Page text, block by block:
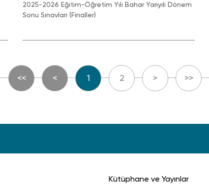
2025-2026 Eğitim-Öğretim Yılı Bahar Yarıyılı Dönem
Sonu Sınavları (Finaller)
<< < 1 2 > >>
Kütüphane ve Yayınlar